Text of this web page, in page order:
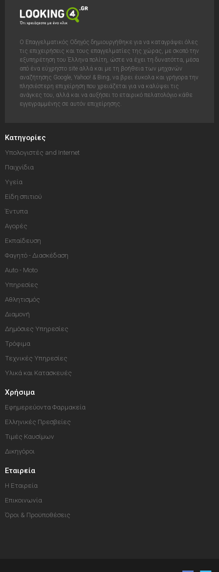
Ο Επαγγελματικός Οδηγός δημιουργήθηκε για να καταγράψει όλες
τις επιχειρήσεις και τους επαγγελματίες της χώρας, με σκοπό την
εξυπηρέτηση του Έλληνα πολίτη, ώστε να έχει τη δυνατόττα, μέσα
από ένα εύχρηστο site αλλά και με τη βοήθεια των μηχανών
αναζήτησης Google, Yahoo! & Bing, να βρει έυκολα και γρήγορα την
πλησιέστερη επιχείρηση που χρειάζεται για να καλύψει τις
ανάγκες του, αλλά και να αυξήσει το εταιρικό πελατολόγιο κάθε
εγγεγραμμένης σε αυτόν επιχείρησης.
Κατηγορίες
Υπολογιστές and Internet
Παιχνίδια
Υγεία
Είδη σπιτιού
Έντυπα
Αγορές
Εκπαίδευση
Φαγητό - Διασκέδαση
Auto - Moto
Υπηρεσίες
Αθλητισμός
Διαμονή
Δημόσιες Υπηρεσίες
Τρόφιμα
Τεχνικές Υπηρεσίες
Υλικά και Κατασκευές
Χρήσιμα
Εφημερεύοντα Φαρμακεία
Ελληνικές Πρεσβείες
Τιμές Καυσίμων
Δικηγόροι
Εταιρεία
Η Εταιρεία
Επικοινωνία
Όροι & Προϋποθέσεις